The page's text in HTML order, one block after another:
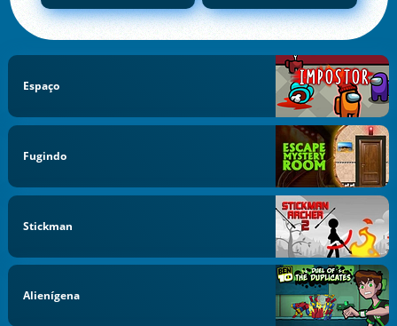
Espaço
Fugindo
Stickman
Alienígena